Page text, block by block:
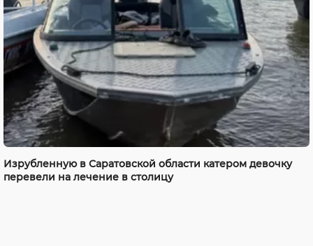
Изрубленную в Саратовской области катером девочку
перевели на лечение в столицу